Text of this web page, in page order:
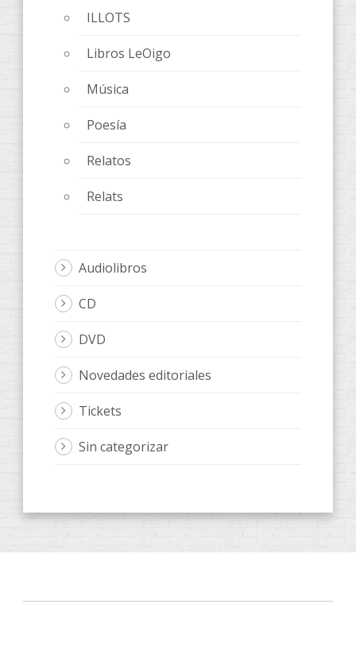
ILLOTS
Libros LeOigo
Música
Poesía
Relatos
Relats
Audiolibros
CD
DVD
Novedades editoriales
Tickets
Sin categorizar